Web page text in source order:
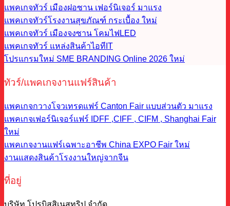
แพคเกจทัวร์ เมืองฝอซาน เฟอร์นิเจอร์
แพคเกจทัวร์โรงงานสุขภัณฑ์ กระเบื้อง
แพคเกจทัวร์ เมืองจงซาน โคมไฟLED
แพคเกจทัวร์ แหล่งสินค้าไอทีIT
โปรแกรมใหม่ SME BRANDING Online 2026
ทัวร์/แพคเกจงานแฟร์สินค้า
แพคเกจกวางโจวเทรดแฟร์ Canton Fair แบบส่วนตัว
แพคเกจเฟอร์นิเจอร์แฟร์ IDFF ,CIFF , CIFM , Shanghai Fair
แพคเกจงานแฟร์เฉพาะอาชีพ China EXPO Fair
งานแสดงสินค้าโรงงานใหญ่จากจีน
ที่อยู่
บริษัท โปรบิสสิเนสทริป จำกัด